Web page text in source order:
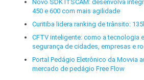
Novo SDK ITSCAM: desenvolva
450 e 600 com mais agilidade
Curitiba lidera ranking de trânsito:
CFTV inteligente: como a tecnologia
segurança de cidades, empresas e
Portal Pedágio Eletrônico da Movvia
mercado de pedágio Free Flow